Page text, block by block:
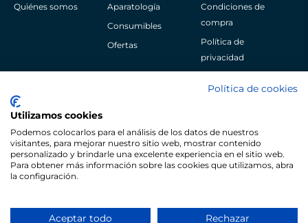
Quiénes somos
Aparatología
Consumibles
Ofertas
Condiciones de
compra
Política de
privacidad
Pol. Ind. Sangroniz Iberre Kalea, 3
+34 944 530 622
Política de cookies
Utilizamos cookies
Podemos colocarlos para el análisis de los datos de nuestros
visitantes, para mejorar nuestro sitio web, mostrar contenido
personalizado y brindarle una excelente experiencia en el sitio web.
Para obtener más información sobre las cookies que utilizamos, abra
la configuración.
Aceptar todo Rechazar